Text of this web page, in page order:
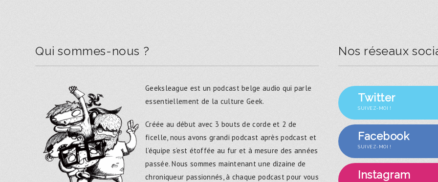
Qui sommes-nous ?
Geeksleague est un podcast belge audio qui parle
essentiellement de la culture Geek.
Créée au début avec 3 bouts de corde et 2 de
ficelle, nous avons grandi podcast après podcast et
l’équipe s’est étoffée au fur et à mesure des années
passée. Nous sommes maintenant une dizaine de
chroniqueur passionnés, à chaque podcast pour vous
Nos réseaux
Twitter
SUIVEZ-MOI !
Facebook
SUIVEZ-MOI !
Instagram